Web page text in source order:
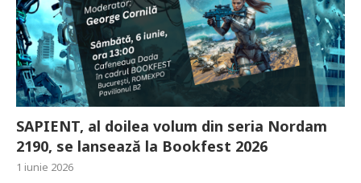
SAPIENT, al doilea volum din seria Nordam
2190, se lansează la Bookfest 2026
1 iunie 2026